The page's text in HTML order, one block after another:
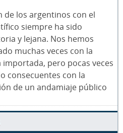
de los argentinos con el
siempre ha sido
y lejana. Nos hemos
muchas veces con la
pero pocas veces
consecuentes con la
de un andamiaje público